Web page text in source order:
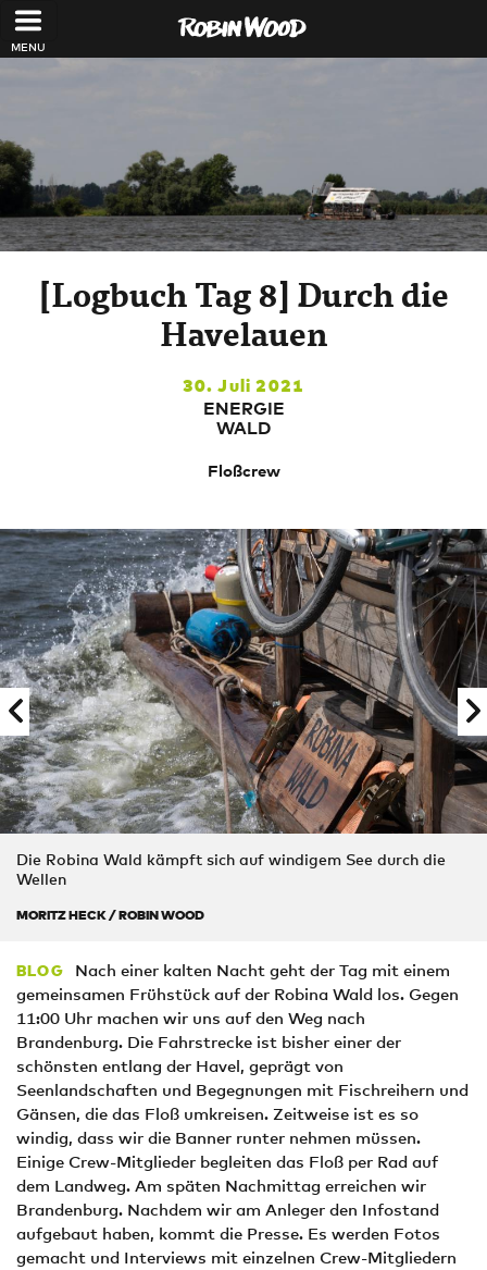
Direkt zum Inhalt
[Logbuch Tag 8] Durch die
Havelauen
30. Juli 2021
ENERGIE
WALD
Floßcrew
Die Robina Wald kämpft sich auf windigem See durch die
Wellen
MORITZ HECK / ROBIN WOOD
BLOG
Nach einer kalten Nacht geht der Tag mit einem
gemeinsamen Frühstück auf der Robina Wald los. Gegen
11:00 Uhr machen wir uns auf den Weg nach
Brandenburg. Die Fahrstrecke ist bisher einer der
schönsten entlang der Havel, geprägt von
Seenlandschaften und Begegnungen mit Fischreihern und
Gänsen, die das Floß umkreisen. Zeitweise ist es so
windig, dass wir die Banner runter nehmen müssen.
Einige Crew-Mitglieder begleiten das Floß per Rad auf
dem Landweg. Am späten Nachmittag erreichen wir
Brandenburg. Nachdem wir am Anleger den Infostand
aufgebaut haben, kommt die Presse. Es werden Fotos
gemacht und Interviews mit einzelnen Crew-Mitgliedern